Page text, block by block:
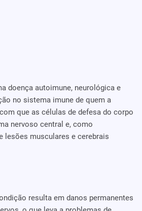
doença autoimune, neurológica e
no sistema imune de quem a
que as células de defesa do corpo
nervoso central e, como
lesões musculares e cerebrais
resulta em danos permanentes